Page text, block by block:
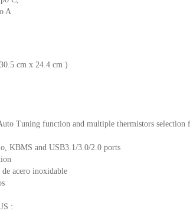
A
cm x 24.4 cm )
Tuning function and multiple thermistors selection
KBMS and USB3.1/3.0/2.0 ports
acero inoxidable
: